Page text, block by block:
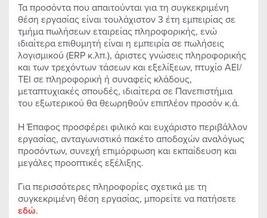
Τα προσόντα που απαιτούνται για τη συγκεκριμένη
θέση εργασίας είναι τουλάχιστον 3 έτη εμπειρίας σε
τμήμα πωλήσεων εταιρείας πληροφορικής, ενώ
ιδιαίτερα επιθυμητή είναι η εμπειρία σε πωλήσεις
λογισμικού (ERP κ.λπ.), άριστες γνώσεις πληροφορικής
και των τρεχόντων τάσεων και εξελίξεων, πτυχίο ΑΕΙ/
ΤΕΙ σε πληροφορική ή συναφείς κλάδους,
μεταπτυχιακές σπουδές, ιδιαίτερα σε Πανεπιστήμια
του εξωτερικού θα θεωρηθούν επιπλέον προσόν κ.ά.
Η Έπαφος προσφέρει φιλικό και ευχάριστο περιβάλλον
εργασίας, ανταγωνιστικό πακέτο αποδοχών αναλόγως
προσόντων, συνεχή επιμόρφωση και εκπαίδευση και
μεγάλες προοπτικές εξέλιξης.
Για περισσότερες πληροφορίες σχετικά με τη
συγκεκριμένη θέση εργασίας, μπορείτε να πατήσετε
εδώ.